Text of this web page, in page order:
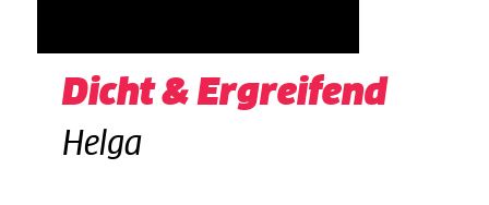
Dicht & Ergreifend
Helga